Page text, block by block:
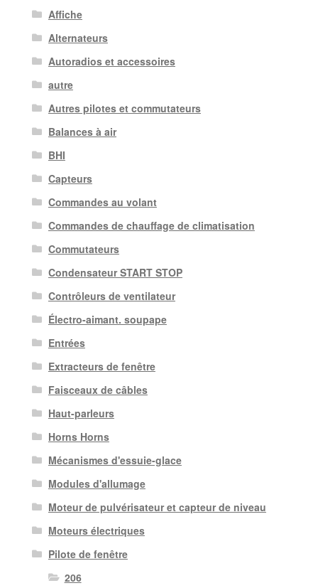
Affiche
Alternateurs
Autoradios et accessoires
autre
Autres pilotes et commutateurs
Balances à air
BHI
Capteurs
Commandes au volant
Commandes de chauffage de climatisation
Commutateurs
Condensateur START STOP
Contrôleurs de ventilateur
Électro-aimant. soupape
Entrées
Extracteurs de fenêtre
Faisceaux de câbles
Haut-parleurs
Horns Horns
Mécanismes d'essuie-glace
Modules d'allumage
Moteur de pulvérisateur et capteur de niveau
Moteurs électriques
Pilote de fenêtre
206